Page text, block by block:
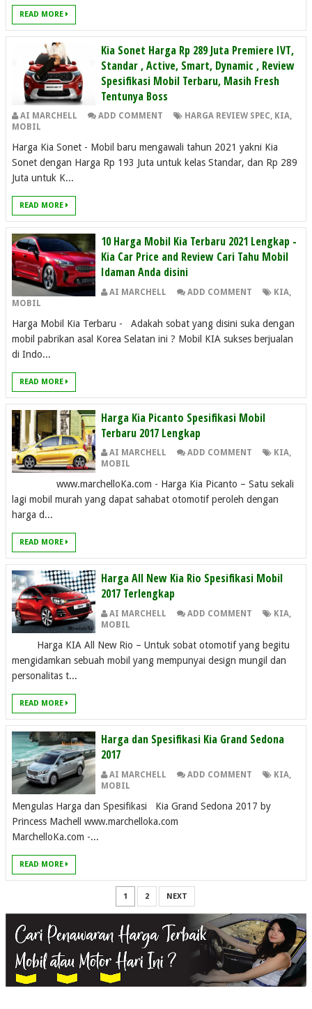
READ MORE
Kia Sonet Harga Rp 289 Juta Premiere IVT,
Standar , Active, Smart, Dynamic , Review
Spesifikasi Mobil Terbaru, Masih Fresh
Tentunya Boss
AI MARCHELL ADD COMMENT HARGA REVIEW SPEC, KIA,
MOBIL
Harga Kia Sonet - Mobil baru mengawali tahun 2021 yakni Kia
Sonet dengan Harga Rp 193 Juta untuk kelas Standar, dan Rp 289
Juta untuk K...
READ MORE
10 Harga Mobil Kia Terbaru 2021 Lengkap -
Kia Car Price and Review Cari Tahu Mobil
Idaman Anda disini
AI MARCHELL ADD COMMENT KIA,
MOBIL
Harga Mobil Kia Terbaru - Adakah sobat yang disini suka dengan
mobil pabrikan asal Korea Selatan ini ? Mobil KIA sukses berjualan
di Indo...
READ MORE
Harga Kia Picanto Spesifikasi Mobil
Terbaru 2017 Lengkap
AI MARCHELL ADD COMMENT KIA,
MOBIL
www.marchelloKa.com - Harga Kia Picanto – Satu sekali
lagi mobil murah yang dapat sahabat otomotif peroleh dengan
harga d...
READ MORE
Harga All New Kia Rio Spesifikasi Mobil
2017 Terlengkap
AI MARCHELL ADD COMMENT KIA,
MOBIL
Harga KIA All New Rio – Untuk sobat otomotif yang begitu
mengidamkan sebuah mobil yang mempunyai design mungil dan
personalitas t...
READ MORE
Harga dan Spesifikasi Kia Grand Sedona
2017
AI MARCHELL ADD COMMENT KIA
MOBIL
Mengulas Harga dan Spesifikasi Kia Grand Sedona 2017 by
Princess Machell www.marchelloka.com
MarchelloKa.com -...
READ MORE
1 2 NEXT